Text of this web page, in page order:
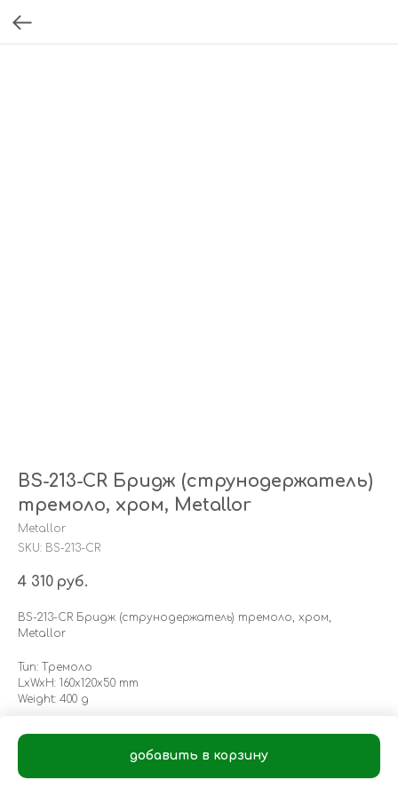
BS-213-CR Бридж (струнодержатель)
тремоло, хром, Metallor
Metallor
SKU: BS-213-CR
4 310 руб.
добавить в корзину
BS-213-CR Бридж (струнодержатель) тремоло, хром,
Metallor
Тип: Тремоло
LxWxH: 160x120x50 mm
Weight: 400 g